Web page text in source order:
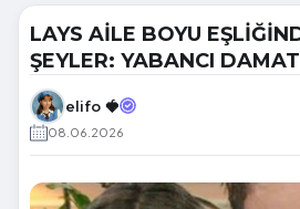
LAYS AİLE BOYU
ŞEYLER: YABANCI DAMAT
elifo 🍓
08.06.2026